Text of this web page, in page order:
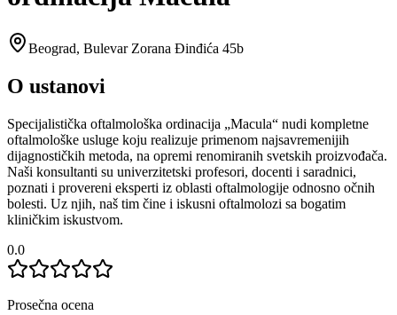
Beograd, Bulevar Zorana Đinđića 45b
O ustanovi
Specijalistička oftalmološka ordinacija „Macula“ nudi kompletne
oftalmološke usluge koju realizuje primenom najsavremenijih
dijagnostičkih metoda, na opremi renomiranih svetskih proizvođača.
Naši konsultanti su univerzitetski profesori, docenti i saradnici,
poznati i provereni eksperti iz oblasti oftalmologije odnosno očnih
bolesti. Uz njih, naš tim čine i iskusni oftalmolozi sa bogatim
kliničkim iskustvom.
0.0
Prosečna ocena